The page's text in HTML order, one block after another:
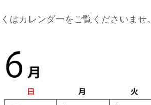
はカレンダーをご覧くださいませ。